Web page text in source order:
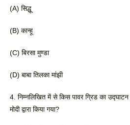
(A) सिद्धू
(B) कान्हू
(C) बिरसा मुण्डा
(D) बाबा तिलका मांझी
4. निम्नलिखित में से किस पावर ग्रिड का उद्घाटन
मोदी द्वारा किया गया?